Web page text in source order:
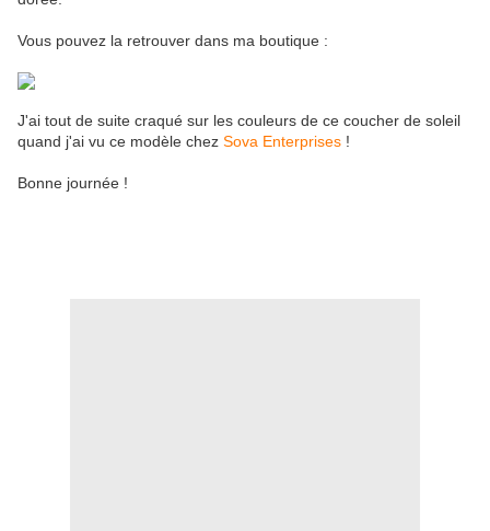
Vous pouvez la retrouver dans ma boutique :
J'ai tout de suite craqué sur les couleurs de ce coucher de soleil
quand j'ai vu ce modèle chez Sova Enterprises !
Bonne journée !